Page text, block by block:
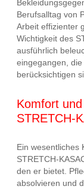
Berufsalltag von
Arbeit effizienter
Wichtigkeit des
ausführlich
eingegangen,
berücksichtigen
Komfort
STRETCH-
Ein wesentliches
STRETCH-
den er bietet.
absolvieren und